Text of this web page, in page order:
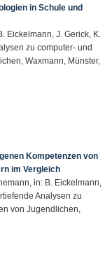
in Schule und
Eickelmann, J. Gerick, K.
zu computer- und
Waxmann, Münster,
Kompetenzen von
im Vergleich
in: B. Eickelmann,
Analysen zu
von Jugendlichen,